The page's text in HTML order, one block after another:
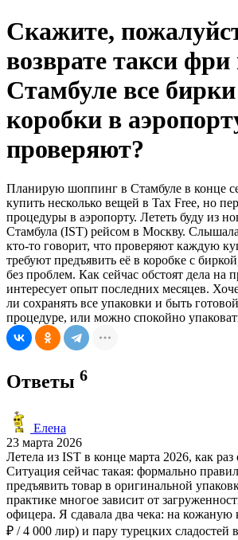
Скажите,
возврате такси фри
Стамбуле все
коробки в
проверяют?
Планирую шоппинг в Стамбуле в конце
купить несколько вещей в Tax Free, но
процедуры в аэропорту. Лететь буду из
Стамбула (IST) рейсом в Москву.
кто-то говорит, что проверяют каждую
требуют предъявить её в коробке с
без проблем. Как сейчас обстоят дела на
интересует опыт последних месяцев.
ли сохранять все упаковки и быть
процедуре, или можно спокойно
Ответы 6
Елена
23 марта 2026
Летела из IST в конце марта 2026, как раз
Ситуация сейчас такая: формально
предъявить товар в оригинальной
практике многое зависит от
офицера. Я сдавала два чека: на кожаную
₽ / 4 000 лир) и пару турецких сладостей